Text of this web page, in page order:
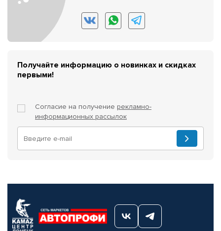
Получайте информацию о новинках и скидках
первыми!
Согласие на получение рекламно-
информационных рассылок